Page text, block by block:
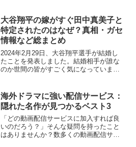
な真相とは？「山田花子」と検索する
と、「現在亡くなった」とい...
大谷翔平の嫁がすぐ田中真美子と
特定されたのはなぜ？真相・ガセ
情報など総まとめ
2024年2月29日、大谷翔平選手が結婚し
たことを発表しました。結婚相手が誰な
のか世間の皆がすごく気になっていまし
なうわさが飛び交っていました。しか
し、3月15日の深夜...
海外ドラマに強い配信サービス：
隠れた名作が見つかるベスト3
「どの動画配信サービスに加入すれば良
いのだろう？」そんな疑問を持ったこと
はありませんか？数多くの動画配信サー